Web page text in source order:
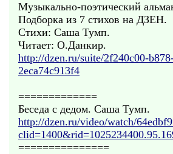
Музыкально-поэтический
Подборка из 7 стихов на ДЗЕН.
Стихи: Саша Тумп.
Читает: О.Данкир.
http://dzen.ru/suite/2f240c00-
2eca74c913f4
=============
Беседа с дедом. Саша Тумп.
http://dzen.ru/video/watch/
===============